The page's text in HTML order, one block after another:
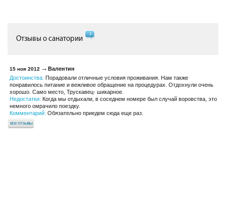
Отзывы о санатории
1
15 ноя 2012
Валентин
Достоинства: Порадовали отличные условия проживания. Нам также
понравилось питание и вежливое обращение на процедурах. Отдохнули очень
хорошо. Само место, Трускавец- шикарное.
Недостатки: Когда мы отдыхали, в соседнем номере был случай воровства, это
немного омрачило поездку.
Комментарий: Обязательно приедем сюда еще раз.
все отзывы